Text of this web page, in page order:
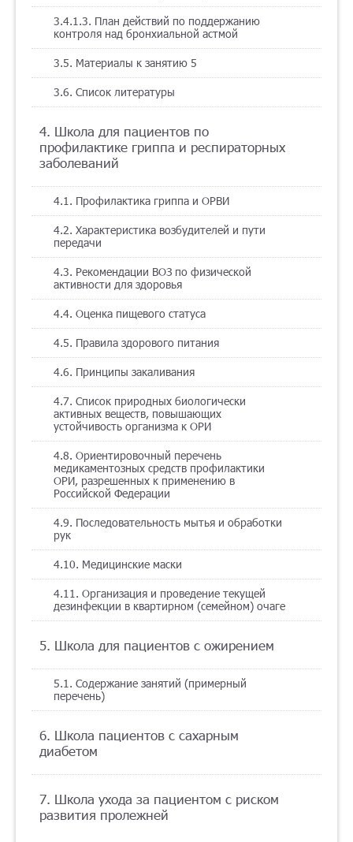
3.4.1.3. План действий по поддержанию
контроля над бронхиальной астмой
3.5. Материалы к занятию 5
3.6. Список литературы
4. Школа для пациентов по
профилактике гриппа и респираторных
заболеваний
4.1. Профилактика гриппа и ОРВИ
4.2. Характеристика возбудителей и пути
передачи
4.3. Рекомендации ВОЗ по физической
активности для здоровья
4.4. Оценка пищевого статуса
4.5. Правила здорового питания
4.6. Принципы закаливания
4.7. Список природных биологически
активных веществ, повышающих
устойчивость организма к ОРИ
4.8. Ориентировочный перечень
медикаментозных средств профилактики
ОРИ, разрешенных к применению в
Российской Федерации
4.9. Последовательность мытья и обработки
рук
4.10. Медицинские маски
4.11. Организация и проведение текущей
дезинфекции в квартирном (семейном) очаге
5. Школа для пациентов с ожирением
5.1. Содержание занятий (примерный
перечень)
6. Школа пациентов с сахарным
диабетом
7. Школа ухода за пациентом с риском
развития пролежней